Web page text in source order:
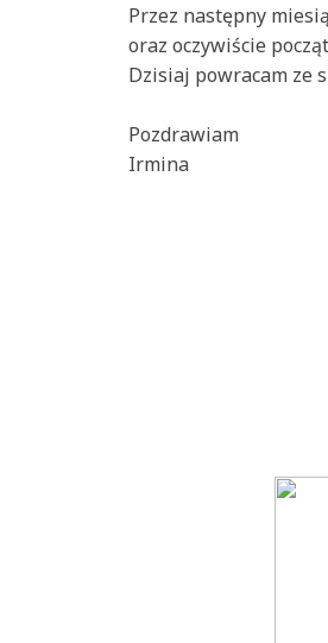
Przez następny
oraz oczywiście
Dzisiaj powracam ze
Pozdrawiam
Irmina